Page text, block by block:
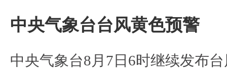
​中央气象台台风黄色预警
中央气象台8月7日6时继续发布